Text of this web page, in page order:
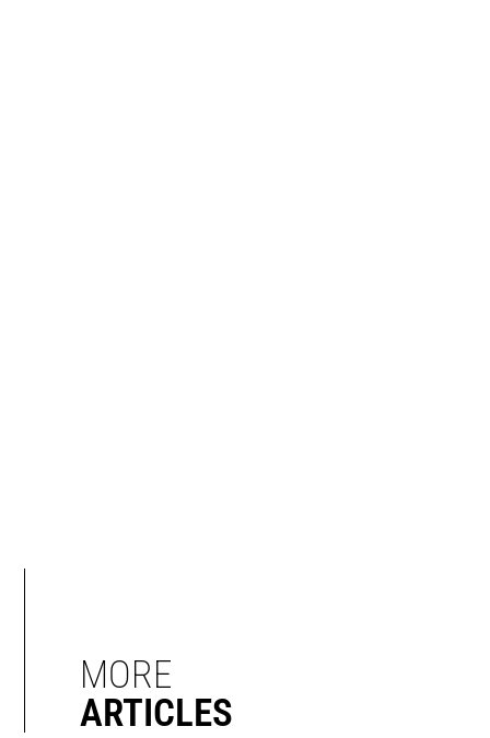
MORE
ARTICLES